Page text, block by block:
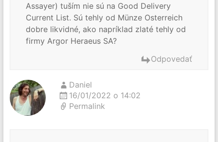
Assayer) tuším nie sú na Good Delivery
Current List. Sú tehly od Münze Osterreich
dobre likvidné, ako napríklad zlaté tehly od
firmy Argor Heraeus SA?
Odpovedať
Daniel
16/01/2022 o 14:02
Permalink